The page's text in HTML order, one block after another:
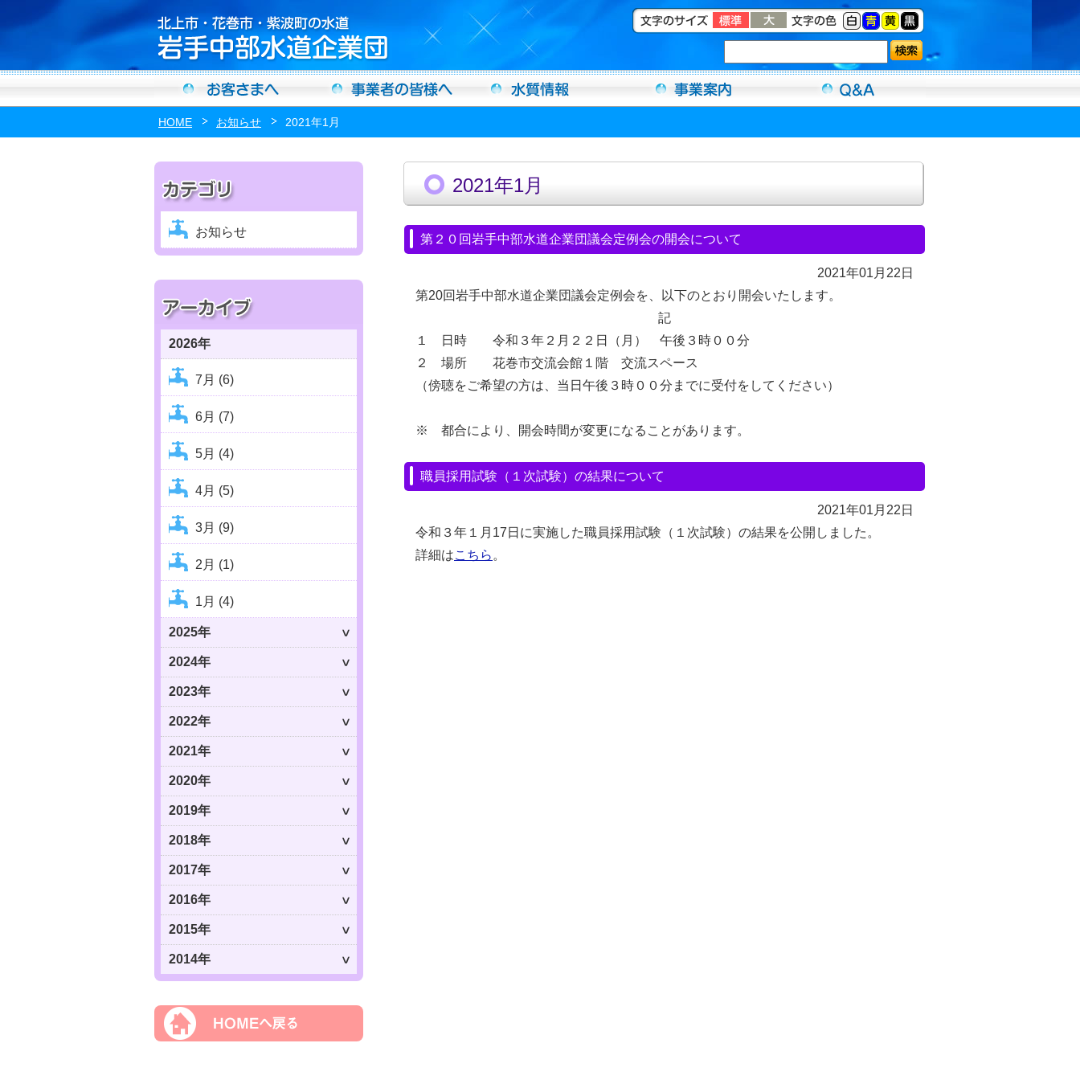
HOME お知らせ 2021年1月
2021年1月
第２０回岩手中部水道企業団議会定例会の開会について
2021年01月22日
第20回岩手中部水道企業団議会定例会を、以下のとおり開会いたします。
記
１ 日時 令和３年２月２２日（月） 午後３時００分
２ 場所 花巻市交流会館１階 交流スペース
（傍聴をご希望の方は、当日午後３時００分までに受付をしてください）
※ 都合により、開会時間が変更になることがあります。
職員採用試験（１次試験）の結果について
2021年01月22日
令和３年１月17日に実施した職員採用試験（１次試験）の結果を公開しました。
詳細はこちら 。
お知らせ
2026年
7月 (6)
6月 (7)
5月 (4)
4月 (5)
3月 (9)
2月 (1)
1月 (4)
2025年
2024年
2023年
2022年
2021年
2020年
2019年
2018年
2017年
2016年
2015年
2014年